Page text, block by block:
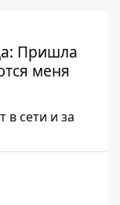
Пришла
меня
сети и за